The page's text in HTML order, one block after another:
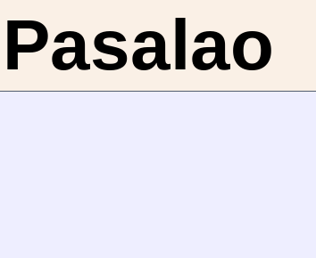
Pasalao